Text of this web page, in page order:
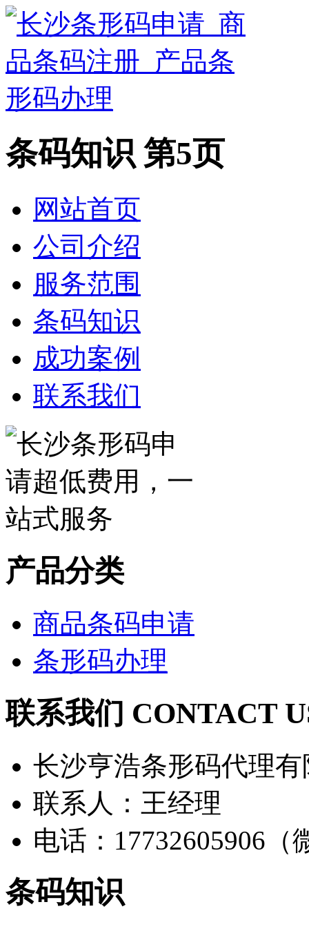
条码知识 第5页
网站首页
公司介绍
服务范围
条码知识
成功案例
联系我们
产品分类
商品条码申请
条形码办理
联系我们 CONTACT
长沙亨浩条形码代理
联系人：王经理
电话：17732605906（
条码知识